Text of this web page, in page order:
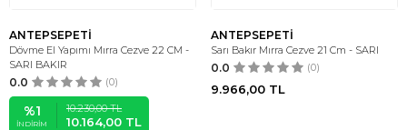
ANTEPSEPETİ
Dövme El Yapımı Mırra Cezve 22 CM -
SARI BAKIR
0.0 (0)
%1
İNDIRIM
10.230,00TL
10.164,00 TL
ANTEPSEPETİ
Sarı Bakır Mırra Cezve 21 Cm - SARI
0.0 (0)
9.966,00 TL